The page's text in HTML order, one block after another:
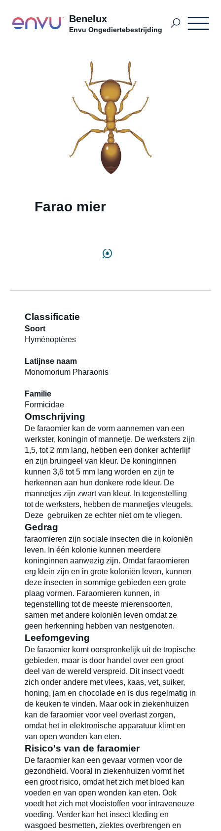
Benelux
Envu Ongediertebestrijding
Over ons
Contact
Nieuwsbrief
Sitemap
Blog
Carrières
Soorten ongedierte
PPM BDutch
Farao mier
Classificatie
Soort
Hyménoptères
Latijnse naam
Monomorium Pharaonis
Familie
Formicidae
Omschrijving
De faraomier kan de vorm aannemen van een
werkster, koningin of mannetje. De werksters zijn
1,5, tot 2 mm lang, hebben een donker achterlijf
en zijn bruingeel van kleur. De koninginnen
kunnen 3,6 tot 5 mm lang worden en zijn te
herkennen aan hun donkere rode kleur. De
mannetjes zijn zwart van kleur. In tegenstelling
tot de werksters, hebben de mannetjes vleugels.
Deze gebruiken ze echter niet om te vliegen.
Gedrag
faraomieren zijn sociale insecten die in koloniën
leven. In één kolonie kunnen meerdere
koninginnen aanwezig zijn. Omdat faraomieren
erg klein zijn en in grote koloniën leven, kunnen
deze insecten in sommige gebieden een grote
plaag vormen. Faraomieren kunnen, in
tegenstelling tot de meeste mierensoorten,
samen met andere koloniën leven omdat ze
geen herkenning hebben van nestgenoten.
Leefomgeving
De faraomier komt oorspronkelijk uit de tropische
gebieden, maar is door handel over een groot
deel van de wereld verspreid. Dit insect voedt
zich onder andere met vlees, kaas, vet, suiker,
honing, jam en chocolade en is dus regelmatig in
de keuken te vinden. Maar ook in ziekenhuizen
kan de faraomier voor veel overlast zorgen,
omdat het in elektronische apparatuur klimt en
van open wonden kan eten.
Risico's van de faraomier
De faraomier kan een gevaar vormen voor de
gezondheid. Vooral in ziekenhuizen vormt het
een groot risico, omdat het zich met bloed kan
voeden en van open wonden kan eten. Ook
voedt het zich met vloeistoffen voor intraveneuze
voeding. Verder kan het insect kleding en
wasgoed besmetten, ziektes overbrengen en